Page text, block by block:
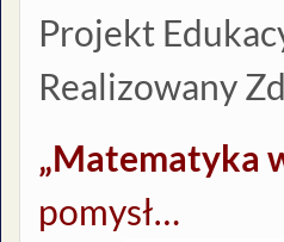
Projekt
Realizowany
„Matematyka
pomysł…